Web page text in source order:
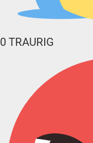
0 TRAURIG